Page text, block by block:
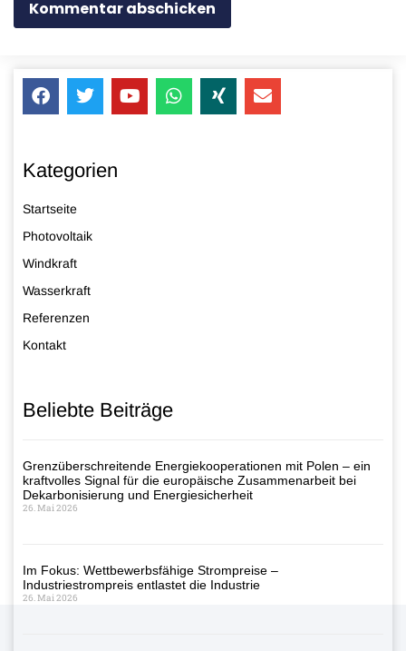
Kategorien
Startseite
Photovoltaik
Windkraft
Wasserkraft
Referenzen
Kontakt
Beliebte Beiträge
Grenzüberschreitende Energiekooperationen mit Polen – ein
kraftvolles Signal für die europäische Zusammenarbeit bei
Dekarbonisierung und Energiesicherheit
26. Mai 2026
Im Fokus: Wettbewerbsfähige Strompreise –
Industriestrompreis entlastet die Industrie
26. Mai 2026